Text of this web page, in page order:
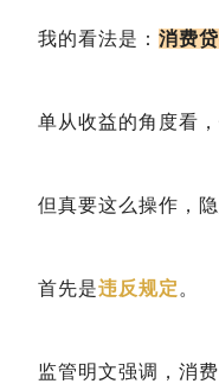
我的看法是： 消费
单从收益的角度看，
但真要这么操作，
首先是违反规定 。
监管明文强调，消